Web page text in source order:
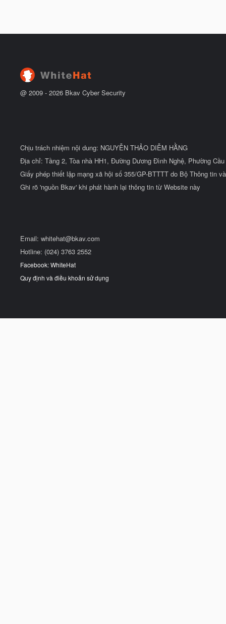
@ 2009 - 2026 Bkav Cyber Security
Chịu trách nhiệm nội dung: NGUYỄN THẢO DIỄM HẰNG
Địa chỉ: Tầng 2, Tòa nhà HH1, Đường Dương Đình Nghệ, Phường
Giấy phép thiết lập mạng xã hội số 355/GP-BTTTT do Bộ Thông tin
Ghi rõ 'nguồn Bkav' khi phát hành lại thông tin từ Website này
Email: whitehat@bkav.com
Hotline: (024) 3763 2552
Facebook: WhiteHat
Quy định và điều khoản sử dụng